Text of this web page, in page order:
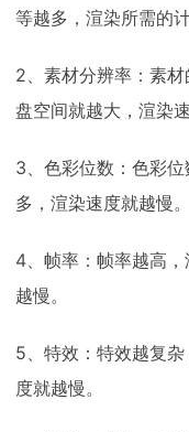
等越多，渲染所需的
2、素材分辨率：素
盘空间就越大，渲染
3、色彩位数：色彩
多，渲染速度就越慢。
4、帧率：帧率越高
越慢。
5、特效：特效越复
度就越慢。